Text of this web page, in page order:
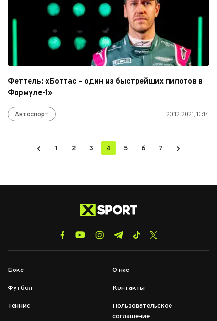
Феттель: «Боттас – один из быстрейших пилотов в
Формуле-1»
Автоспорт 20.12.2021, 10:14
1 2 3 4 5 6 7
Бокс
Футбол
Теннис
О нас
Контакты
Пользовательское
соглашение